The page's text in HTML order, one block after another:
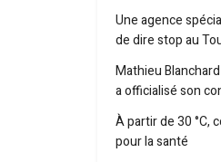
Une agence
de dire stop au
Mathieu
a officialisé son
À partir de 30 °C,
pour la santé